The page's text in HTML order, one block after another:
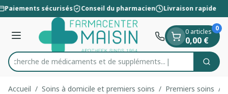
Aller au contenu
1 de 1
Paiements sécurisés Conseil du pharmacien Livraison rapide
Menu
Rechercher
Recherche de médicaments et de
0 articles
0,00 €
0
Accueil / Soins à domicile et premiers soins / Premiers soins /